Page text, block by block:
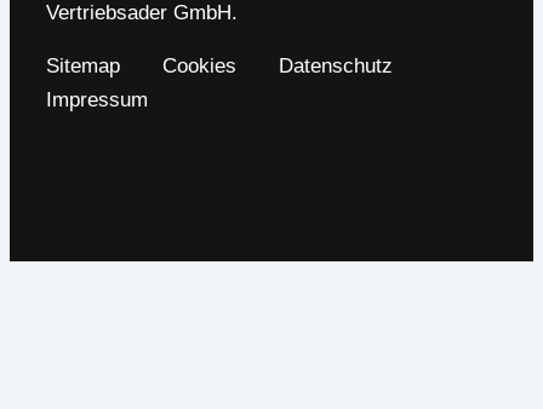
Vertriebsader GmbH.
Sitemap Cookies
Datenschutz
Impressum